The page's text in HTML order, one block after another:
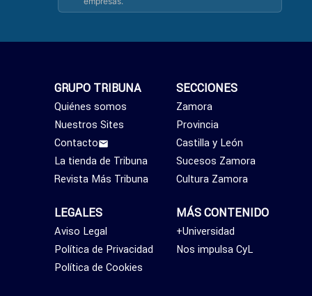
SECCIONES
Zamora
Provincia
Castilla y León
Sucesos Zamora
Cultura Zamora
MÁS CONTENIDO
+Universidad
Nos impulsa CyL
GRUPO TRIBUNA
Quiénes somos
Nuestros Sites
Contacto
La tienda de Tribuna
Revista Más Tribuna
LEGALES
Aviso Legal
Política de Privacidad
Política de Cookies